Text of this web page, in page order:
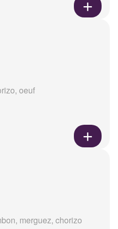
oeuf
merguez, chorizo